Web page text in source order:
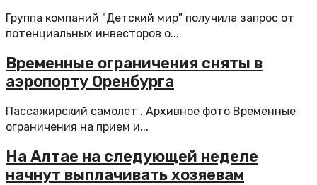
Группа компаний "Детский мир" получила запрос от
потенциальных инвесторов о...
Временные ограничения сняты в
аэропорту Оренбурга
Пассажирский самолет . Архивное фото Временные
ограничения на прием и...
На Алтае на следующей неделе
начнут выплачивать хозяевам